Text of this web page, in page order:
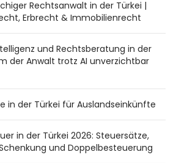
Rechtsanwalt in der Türkei |
Erbrecht & Immobilienrecht
und Rechtsberatung in der
der Anwalt trotz AI unverzichtbar
in der Türkei für Auslandseinkünfte
in der Türkei 2026: Steuersätze,
und Doppelbesteuerung